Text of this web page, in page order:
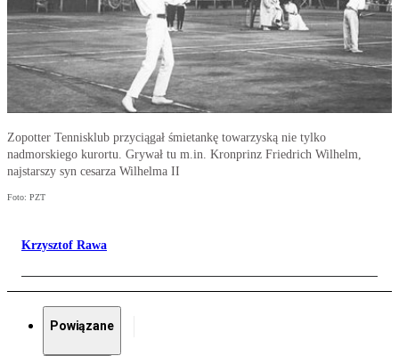
Zopotter Tennisklub przyciągał śmietankę towarzyską nie tylko
nadmorskiego kurortu. Grywał tu m.in. Kronprinz Friedrich Wilhelm,
najstarszy syn cesarza Wilhelma II
Foto: PZT
Krzysztof Rawa
Powiązane